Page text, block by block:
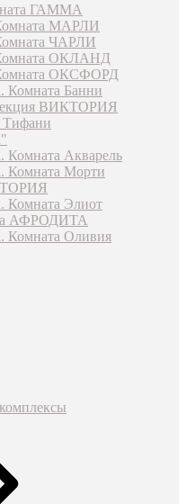
ГАММА
МАРЛИ
ЧАРЛИ
ОКЛАНД
ОКСФОРД
Комната Банни
ВИКТОРИЯ
Тифани
Комната Акварель
Комната Морти
Комната Элиот
АФРОДИТА
Комната Оливия